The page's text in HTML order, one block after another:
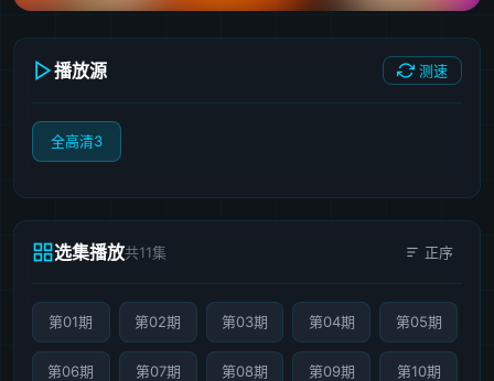
播放源 测速
全高清3
选集播放共11集 正序
第01期 第02期 第03期 第04期 第05期
第06期 第07期 第08期 第09期 第10期